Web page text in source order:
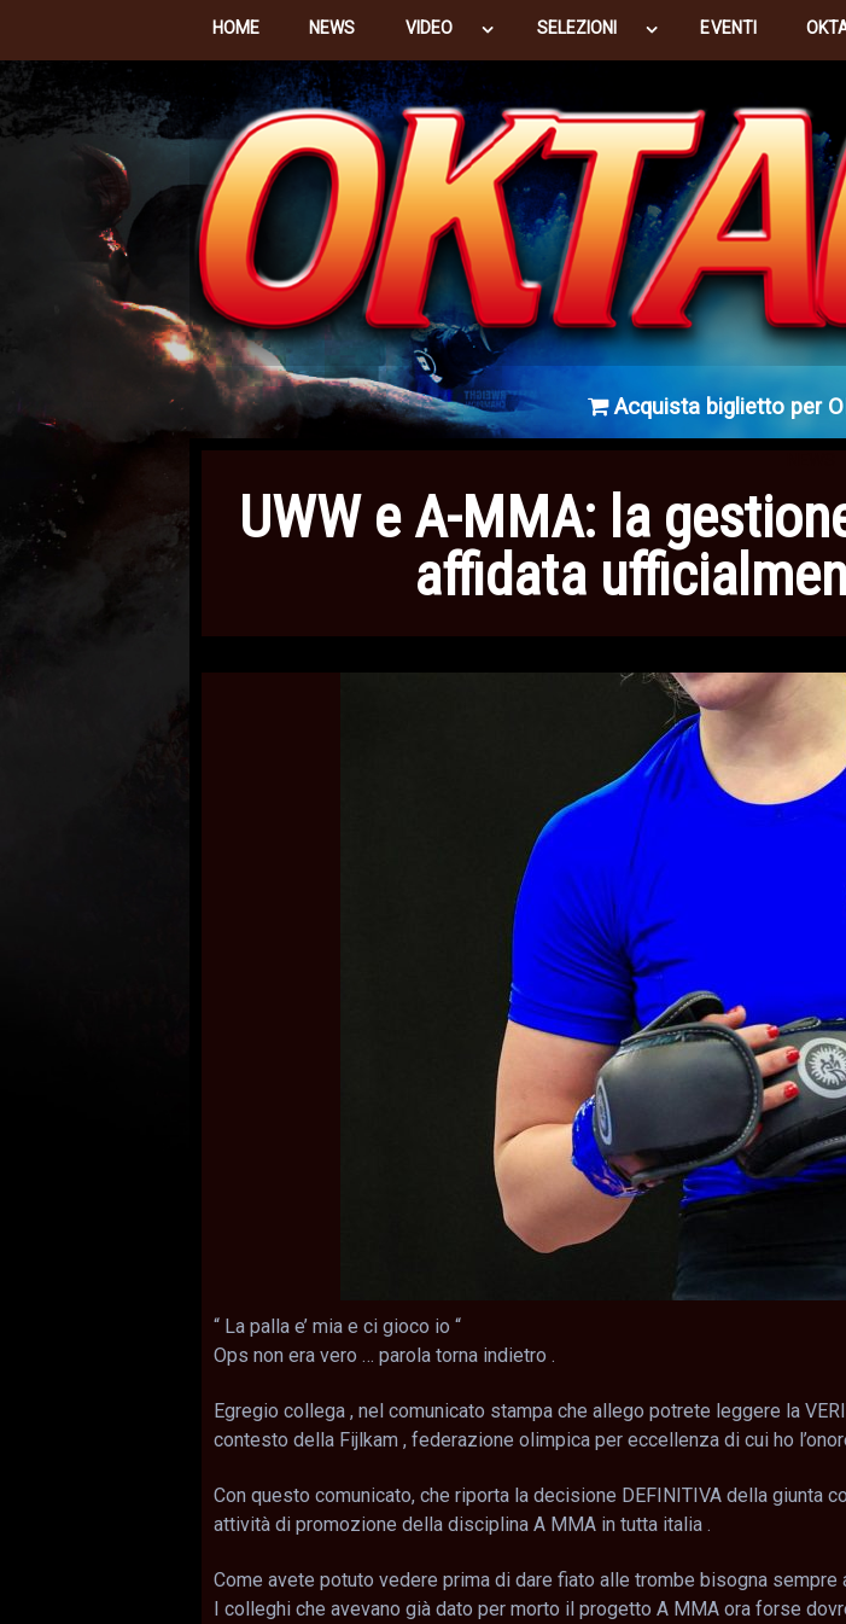
HOME NEWS VIDEO SELEZIONI EVENTI
Acquista biglietto per
UWW e A-MMA: la
affidata
“ La palla e’ mia e ci gioco io “
Ops non era vero … parola torna indietro .
Egregio collega , nel comunicato stampa che allego potrete leggere la
contesto della Fijlkam , federazione olimpica per eccellenza di cui ho
Con questo comunicato, che riporta la decisione DEFINITIVA della giunta
attività di promozione della disciplina A MMA in tutta italia .
Come avete potuto vedere prima di dare fiato alle trombe bisogna sempre
I colleghi che avevano già dato per morto il progetto A MMA ora forse